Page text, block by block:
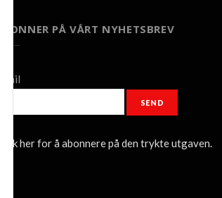
ABONNER PÅ VÅRT NYHETSBREV
Email
SEND
Klikk her for å abonnere på den trykte utgaven.